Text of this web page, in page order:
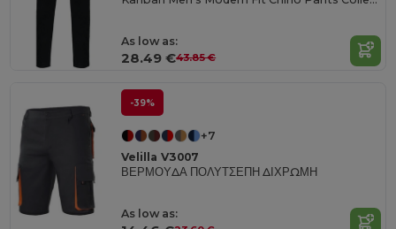
As low as:
28.49 €43.85 €
-39%
+7
Velilla V3007
ΒΕΡΜΟΥΔΑ ΠΟΛΥΤΣΕΠΗ ΔΙΧΡΩΜΗ
As low as: